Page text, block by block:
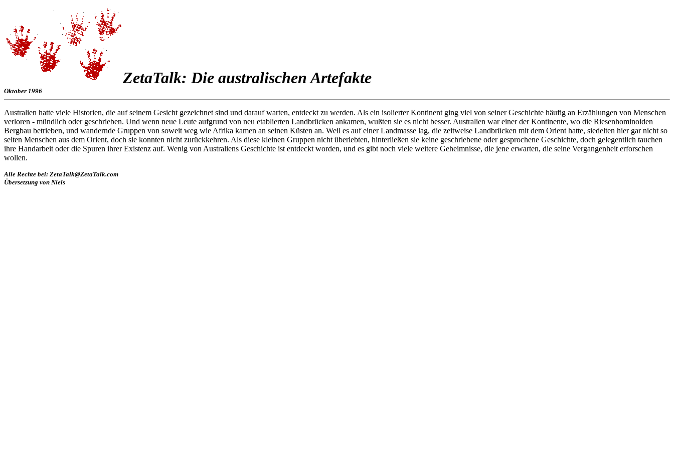
ZetaTalk: Die australischen Artefakte
Oktober 1996
Australien hatte viele Historien, die auf seinem Gesicht gezeichnet sind und darauf warten, entdeckt zu werden. Als ein isolierter Kontinent ging viel von seiner Geschichte häufig an Erzählungen von Menschen
verloren - mündlich oder geschrieben. Und wenn neue Leute aufgrund von neu etablierten Landbrücken ankamen, wußten sie es nicht besser. Australien war einer der Kontinente, wo die Riesenhominoiden
Bergbau betrieben, und wandernde Gruppen von soweit weg wie Afrika kamen an seinen Küsten an. Weil es auf einer Landmasse lag, die zeitweise Landbrücken mit dem Orient hatte, siedelten hier gar nicht so
selten Menschen aus dem Orient, doch sie konnten nicht zurückkehren. Als diese kleinen Gruppen nicht überlebten, hinterließen sie keine geschriebene oder gesprochene Geschichte, doch gelegentlich tauchen
ihre Handarbeit oder die Spuren ihrer Existenz auf. Wenig von Australiens Geschichte ist entdeckt worden, und es gibt noch viele weitere Geheimnisse, die jene erwarten, die seine Vergangenheit erforschen
wollen.
Alle Rechte bei: ZetaTalk@ZetaTalk.com
Übersetzung von Niels